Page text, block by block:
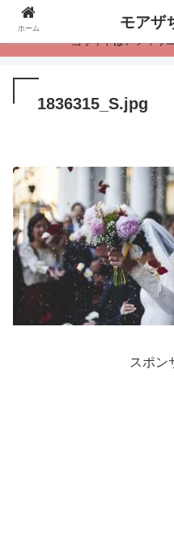
・当サイトはアフィリ
1836315_S.jpg
スポン
ホーム モアザ